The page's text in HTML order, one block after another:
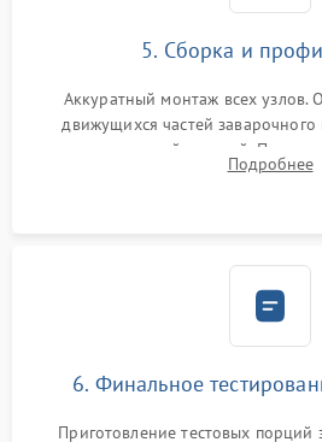
5. Сборка и
Аккуратный монтаж всех узлов.
движущихся частей
силиконовой смазкой.
декальцинации и очисткиПодробнее
6. Финальное
Приготовление тестовых порций